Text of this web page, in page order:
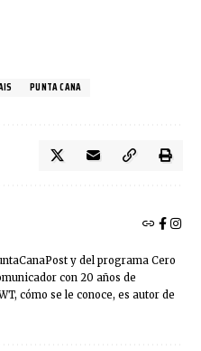
PUNTA CANA
y del programa Cero
con 20 años de
cómo se le conoce, es autor de